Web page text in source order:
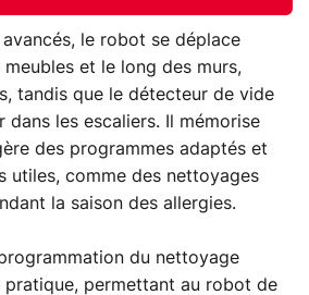
le robot se déplace
et le long des murs,
tandis que le détecteur de vide
dans les escaliers. Il mémorise
des programmes adaptés et
utiles, comme des nettoyages
la saison des allergies.
du nettoyage
pratique, permettant au robot de